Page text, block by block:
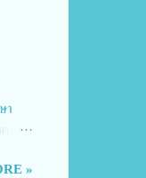
ผู้
า
ก
ร
»